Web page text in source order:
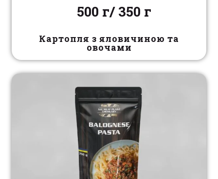
500 г/ 350 г
Картопля з яловичиною та
овочами